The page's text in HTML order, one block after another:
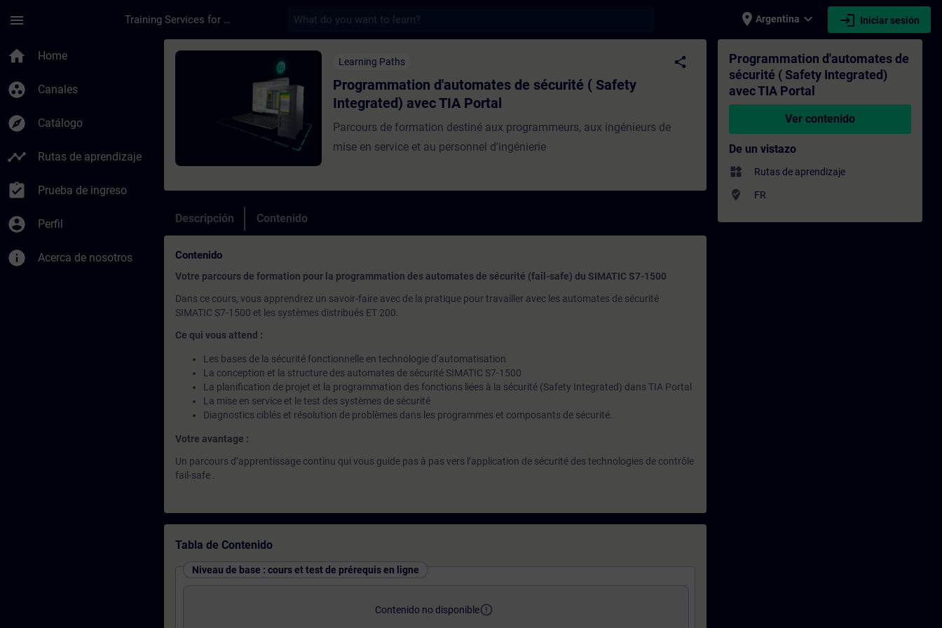
menu Training Services for Digital Industries place Argentina expand_more login Iniciar sesión
home Home
group_work Canales
explore Catálogo
timeline Rutas de aprendizaje
assignment_turned_in Prueba de ingreso
account_circle Perfil
info Acerca de nosotros
Curso - Programmation d'automates de sécurité ( Safety Integrated) avec TIA Portal - Entrenamiento -
Learning Paths share
Programmation d'automates de sécurité ( Safety
Integrated) avec TIA Portal
Parcours de formation destiné aux programmeurs, aux ingénieurs de
mise en service et au personnel d'ingénierie
Descripción Contenido
Contenido
Votre parcours de formation pour la programmation des automates de sécurité (fail-safe) du SIMATIC S7-1500
Dans ce cours, vous apprendrez un savoir-faire avec de la pratique pour travailler avec les automates de sécurité
SIMATIC S7-1500 et les systèmes distribués ET 200.
Ce qui vous attend :
Les bases de la sécurité fonctionnelle en technologie d’automatisation
La conception et la structure des automates de sécurité SIMATIC S7-1500
La planification de projet et la programmation des fonctions liées à la sécurité (Safety Integrated) dans TIA Portal
La mise en service et le test des systèmes de sécurité
Diagnostics ciblés et résolution de problèmes dans les programmes et composants de sécurité.
Votre avantage :
Un parcours d’apprentissage continu qui vous guide pas à pas vers l’application de sécurité des technologies de contrôle
fail-safe .
Tabla de Contenido
Niveau de base : cours et test de prérequis en ligne
Contenido no disponibleerror_outline
Programmation d'automates de
sécurité ( Safety Integrated)
avec TIA Portal
Ver contenido
De un vistazo
widgets Rutas de aprendizaje
where_to_vote FR